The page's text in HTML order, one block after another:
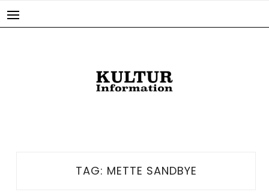
TAG: METTE SANDBYE